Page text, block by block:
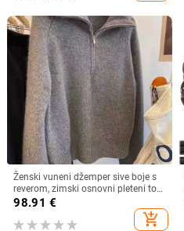
Ženski vuneni džemper sive boje s
reverom, zimski osnovni pleteni top,
debeli pleteni
98.91 €
add_shopping_cart